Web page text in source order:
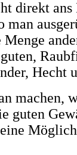
direkt
man
Menge
Hecht
machen,
guten